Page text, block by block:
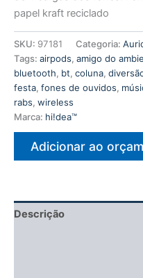
papel kraft reciclado
SKU: 97181 Categoria:
Tags: airpods, amigo do
bluetooth, bt, coluna,
festa, fones de ouvidos,
rabs, wireless
Marca: hi!dea™
Adicionar ao
Descrição